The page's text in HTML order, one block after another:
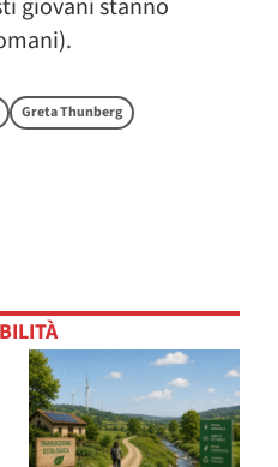
giovani stanno
Greta Thunberg